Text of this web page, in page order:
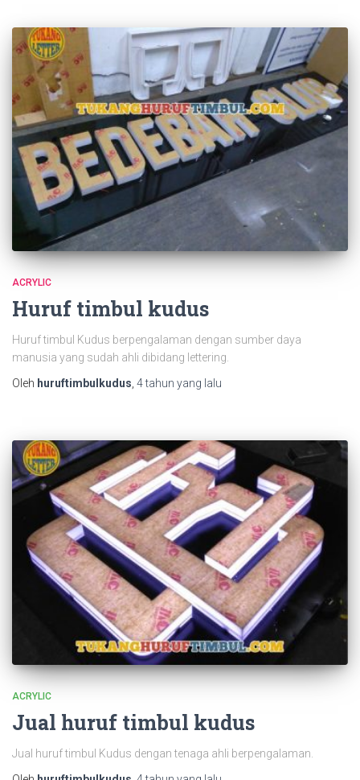
ACRYLIC
Huruf timbul kudus
Huruf timbul Kudus berpengalaman dengan sumber daya
manusia yang sudah ahli dibidang lettering.
Oleh huruftimbulkudus, 4 tahun yang lalu
ACRYLIC
Jual huruf timbul kudus
Jual huruf timbul Kudus dengan tenaga ahli berpengalaman.